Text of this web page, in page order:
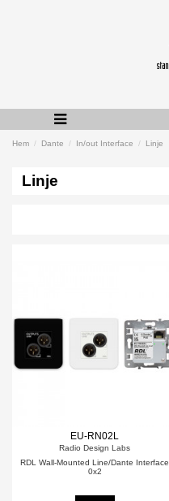
Hem Dante In/out Interface Linje
Linje
EU-RN02L
Radio Design Labs
RDL Wall-Mounted Line/Dante Interface
0x2